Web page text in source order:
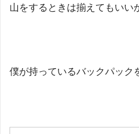
山をするときは揃えてもいい
僕が持っているバックパック